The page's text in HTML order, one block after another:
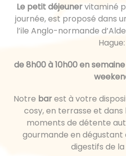
Le petit déjeunervitaminé
journée, est proposé dans
l’ile Anglo-normande
Hague:
de 8h00 à 10h00 en
Notre barest à votre
cosy, en terrasse et
moments de détente
gourmande en dégustant
digestifs de